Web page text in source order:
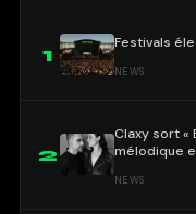
1
Festivals
NEWS
2
Claxy sort «
mélodique
NEWS